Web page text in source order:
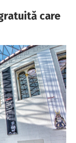
care